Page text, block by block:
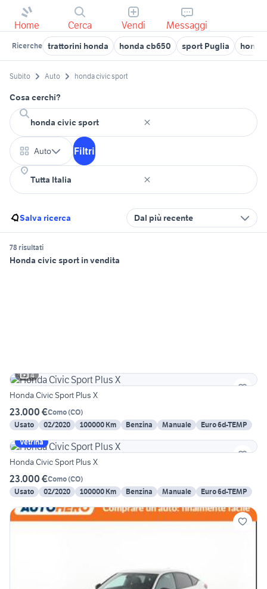
Home Cerca Vendi Messaggi
Ricerche trattorini honda honda cb650 sport Puglia
Subito Auto honda civic sport
Cosa cerchi?
Auto Filtri
Salva ricerca Dal più recente
78 risultati
Honda civic sport in vendita
4
Honda Civic Sport Plus X
23.000 €Como(CO)
Usato
02/2020 100000 Km Benzina Manuale
Euro 6d-TEMP
Vetrina
Honda Civic Sport Plus X
23.000 €Como(CO)
Usato
02/2020 100000 Km Benzina Manuale Euro 6d-TEMP